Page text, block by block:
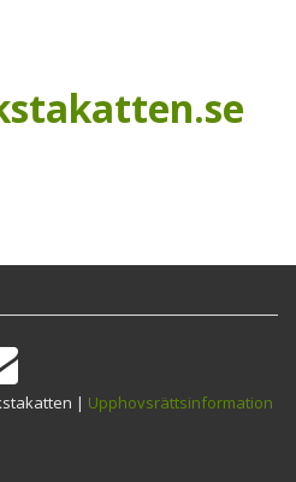
| Upphovsrättsinformation